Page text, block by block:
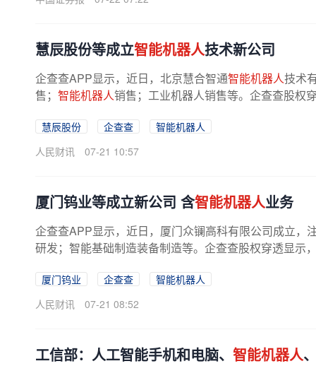
慧辰股份等成立智能机器人技术新公司
企查查APP显示，近日，北京慧合智通智能机器人技术
售； 智能机器人销售；工业机器人销售等。企查查股权
慧辰股份 企查查
智能机器人
人民财讯
07-21 10:57
厦门钨业等成立新公司 含智能机器人业务
企查查APP显示，近日，厦门众镧高科有限公司成立，
研发；智能基础制造装备制造等。企查查股权穿透显示
厦门钨业 企查查
智能机器人
人民财讯
07-21 08:52
工信部：人工智能手机和电脑、 智能机器人